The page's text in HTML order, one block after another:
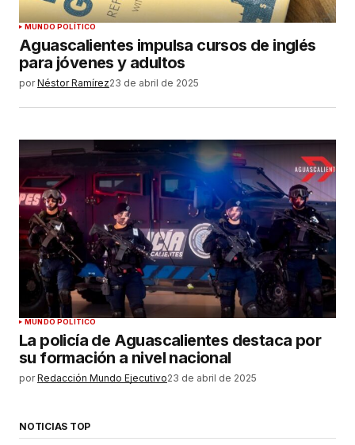
MUNDO POLÍTICO
Aguascalientes impulsa cursos de inglés
para jóvenes y adultos
por Néstor Ramírez23 de abril de 2025
MUNDO POLÍTICO
La policía de Aguascalientes destaca por
su formación a nivel nacional
por Redacción Mundo Ejecutivo23 de abril de 2025
NOTICIAS TOP